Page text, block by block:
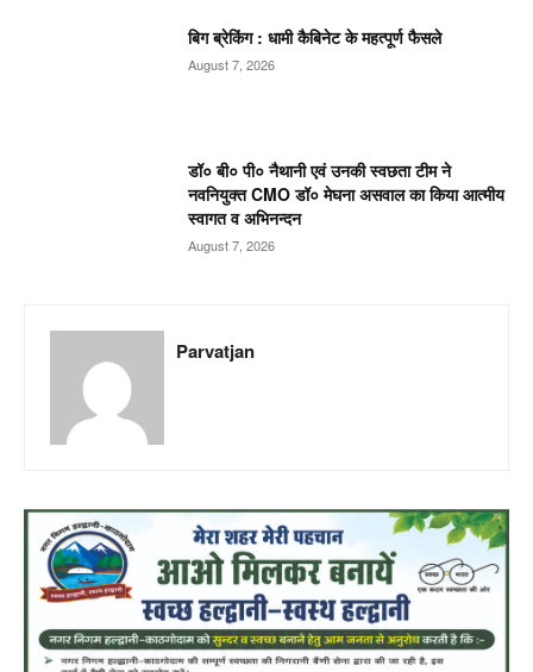
बिग ब्रेकिंग : धामी कैबिनेट के महत्पूर्ण फैसले
August 7, 2026
डॉ० बी० पी० नैथानी एवं उनकी स्वछता टीम ने
नवनियुक्त CMO डॉ० मेघना असवाल का किया आत्मीय
स्वागत व अभिनन्दन
August 7, 2026
Parvatjan